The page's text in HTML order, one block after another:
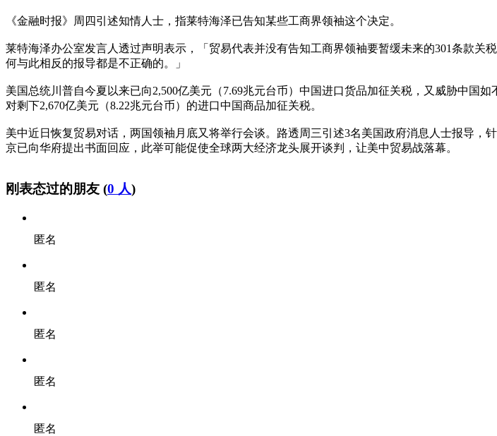
《金融时报》周四引述知情人士，指莱特海泽已告知某些工商界领袖这个决定。
莱特海泽办公室发言人透过声明表示，「贸易代表并没有告知工商界领袖要暂缓未来的301条款关
何与此相反的报导都是不正确的。」
美国总统川普自今夏以来已向2,500亿美元（7.69兆元台币）中国进口货品加征关税，又威胁中国
对剩下2,670亿美元（8.22兆元台币）的进口中国商品加征关税。
美中近日恢复贸易对话，两国领袖月底又将举行会谈。路透周三引述3名美国政府消息人士报导，
京已向华府提出书面回应，此举可能促使全球两大经济龙头展开谈判，让美中贸易战落幕。
刚表态过的朋友 (0 人)
匿名
匿名
匿名
匿名
匿名